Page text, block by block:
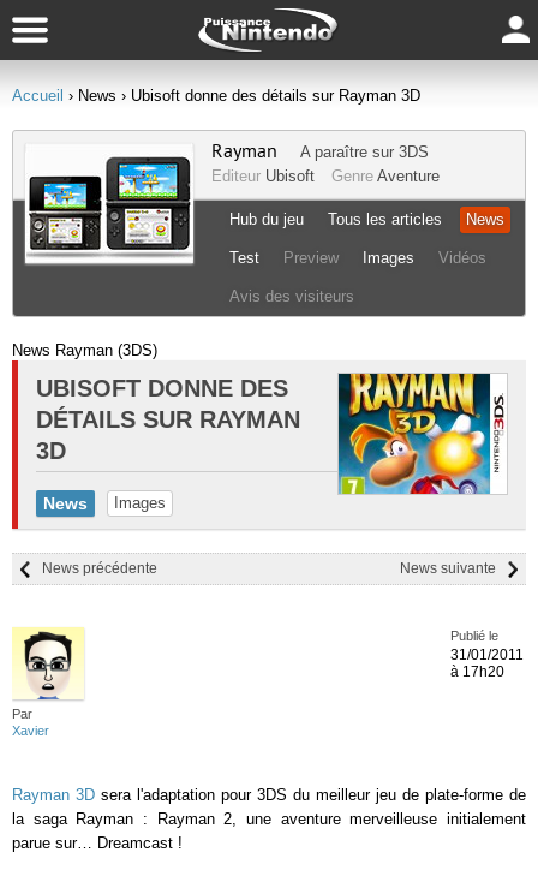
Accueil › News › Ubisoft donne des détails sur Rayman 3D
Rayman A paraître sur 3DS
Editeur Ubisoft Genre Aventure
Hub du jeu Tous les articles News
Test Preview Images Vidéos
Avis des visiteurs
News Rayman (3DS)
UBISOFT DONNE DES
DÉTAILS SUR RAYMAN
3D
News Images
News suivante
News précédente
Par
Xavier
Publié le
31/01/2011
à 17h20
Rayman 3D sera l'adaptation pour 3DS du meilleur jeu de plate-forme de
la saga Rayman : Rayman 2, une aventure merveilleuse initialement
parue sur… Dreamcast !